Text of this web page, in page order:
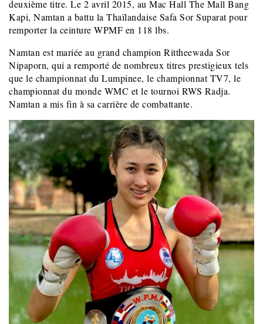
deuxième titre. Le 2 avril 2015, au Mac Hall The Mall Bang
Kapi, Namtan a battu la Thaïlandaise Safa Sor Suparat pour
remporter la ceinture WPMF en 118 lbs.
Namtan est mariée au grand champion Rittheewada Sor
Nipaporn, qui a remporté de nombreux titres prestigieux tels
que le championnat du Lumpinee, le championnat TV7, le
championnat du monde WMC et le tournoi RWS Radja.
Namtan a mis fin à sa carrière de combattante.